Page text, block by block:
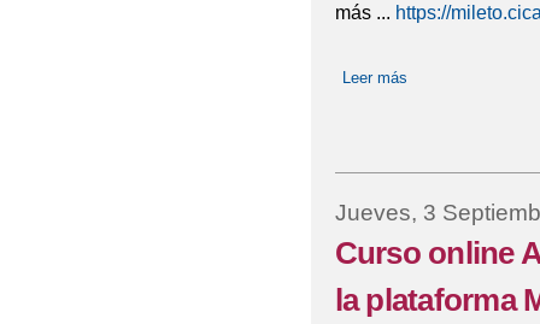
más ... https://
Leer más
Jueves, 3
Curso online
la plataforma